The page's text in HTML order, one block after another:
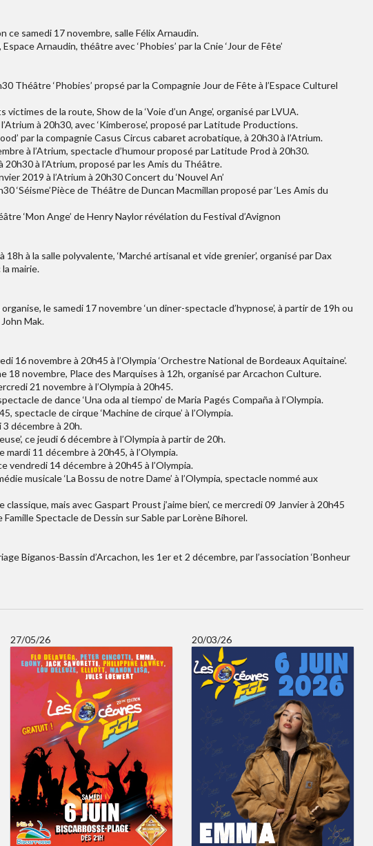
ce samedi 17 novembre, salle Félix Arnaudin.
Arnaudin, théâtre avec ‘Phobies’ par la Cnie ‘Jour de Fête’
Théâtre ‘Phobies’ propsé par la Compagnie Jour de Fête à l’Espace Culturel
de la route, Show de la ‘Voie d’un Ange’, organisé par LVUA.
à 20h30, avec ‘Kimberose’, proposé par Latitude Productions.
par la compagnie Casus Circus cabaret acrobatique, à 20h30 à l’Atrium.
à l’Atrium, spectacle d’humour proposé par Latitude Prod à 20h30.
20h30 à l’Atrium, proposé par les Amis du Théâtre.
2019 à l’Atrium à 20h30 Concert du ‘Nouvel An’
‘Séisme’Pièce de Théâtre de Duncan Macmillan proposé par ‘Les Amis du
‘Mon Ange’ de Henry Naylor révélation du Festival d’Avignon
18h à la salle polyvalente, ‘Marché artisanal et vide grenier’, organisé par Dax
mairie.
le samedi 17 novembre ‘un diner-spectacle d’hypnose’, à partir de 19h ou
Mak.
16 novembre à 20h45 à l’Olympia ‘Orchestre National de Bordeaux Aquitaine’.
18 novembre, Place des Marquises à 12h, organisé par Arcachon Culture.
21 novembre à l’Olympia à 20h45.
de dance ‘Una oda al tiempo’ de Maria Pagés Compaña à l’Olympia.
spectacle de cirque ‘Machine de cirque’ à l’Olympia.
3 décembre à 20h.
ce jeudi 6 décembre à l’Olympia à partir de 20h.
11 décembre à 20h45, à l’Olympia.
vendredi 14 décembre à 20h45 à l’Olympia.
musicale ‘La Bossu de notre Dame’ à l’Olympia, spectacle nommé aux
classique, mais avec Gaspart Proust j’aime bien’, ce mercredi 09 Janvier à 20h45
Spectacle de Dessin sur Sable par Lorène Bihorel.
Biganos-Bassin d’Arcachon, les 1er et 2 décembre, par l’association ‘Bonheur
27/05/26 20/03/26